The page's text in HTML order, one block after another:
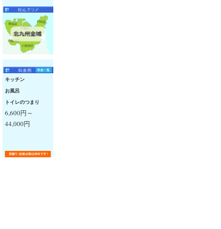
キッチン
お風呂
トイレのつまり
6,600円～
44,000円